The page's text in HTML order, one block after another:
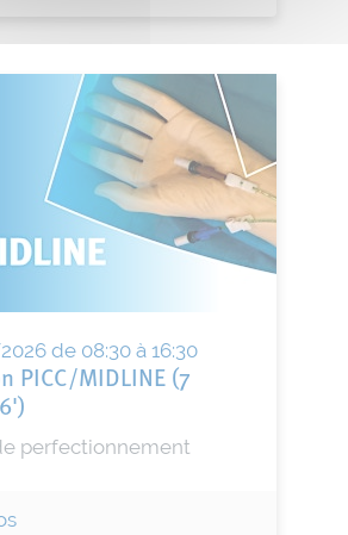
de 08:30 à 16:30
PICC/MIDLINE (7
perfectionnement